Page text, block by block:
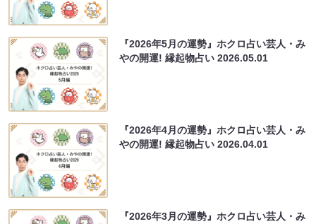
『2026年5月の運勢』ホクロ占い芸人・み
やの開運! 縁起物占い2026.05.01
『2026年4月の運勢』ホクロ占い芸人・み
やの開運! 縁起物占い2026.04.01
『2026年3月の運勢』ホクロ占い芸人・み